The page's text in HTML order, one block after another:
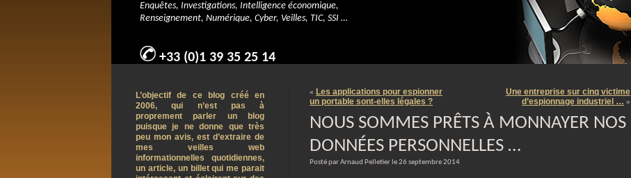
Enquêtes, Investigations, Intelligence économique,
Renseignement, Numérique, Cyber, Veilles, TIC, SSI …
+33 (0)1 39 35 25 14
« Les applications pour espionner
un portable sont-elles légales ?
Une entreprise sur cinq victime
d’espionnage industriel … »
NOUS SOMMES PRÊTS À MONNAYER NOS
DONNÉES PERSONNELLES …
Posté par Arnaud Pelletier le 26 septembre 2014
L’objectif de ce blog créé en
2006, qui n’est pas à
proprement parler un blog
puisque je ne donne que très
peu mon avis, est d’extraire de
mes veilles web
informationnelles quotidiennes,
un article, un billet qui me parait